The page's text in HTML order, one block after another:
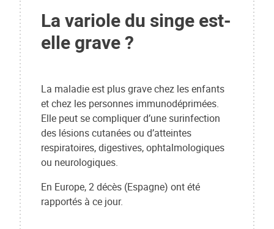
La variole du singe est-
elle grave ?
La maladie est plus grave chez les enfants
et chez les personnes immunodéprimées.
Elle peut se compliquer d’une surinfection
des lésions cutanées ou d’atteintes
respiratoires, digestives, ophtalmologiques
ou neurologiques.
En Europe, 2 décès (Espagne) ont été
rapportés à ce jour.